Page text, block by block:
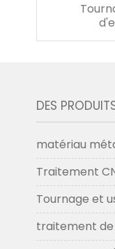
DES
matériau
Traitement
Tournage et
traitement